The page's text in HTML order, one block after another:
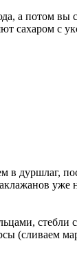
потом вы
сахаром
дуршлаг,